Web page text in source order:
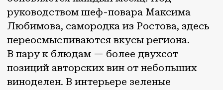
хлебе, горячее — шея ягненка с кольраби
и томатами, равиоли с баклажаном,
судак с цветной капустой.
ул. Максима Горького, 195,
Ростов-на-Дону
ВЕРНУТЬСЯ НА